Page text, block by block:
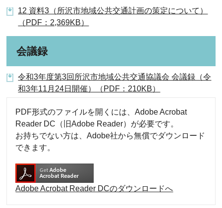
12 資料3（所沢市地域公共交通計画の策定について）
（PDF：2,369KB）
会議録
令和3年度第3回所沢市地域公共交通協議会 会議録（令
和3年11月24日開催）（PDF：210KB）
PDF形式のファイルを開くには、Adobe Acrobat
Reader DC（旧Adobe Reader）が必要です。
お持ちでない方は、Adobe社から無償でダウンロード
できます。
Adobe Acrobat Reader DCのダウンロードへ